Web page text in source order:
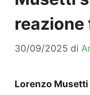
reazione
30/09/2025 di
Lorenzo